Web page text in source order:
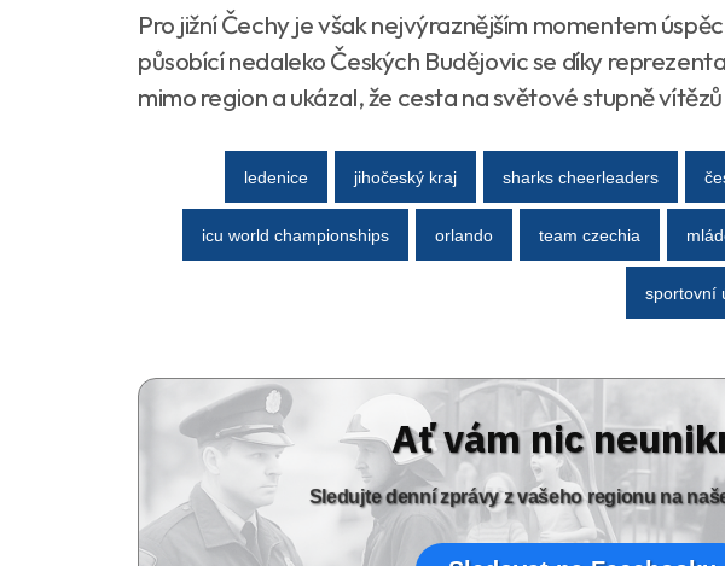
Pro jižní Čechy je však nejvýraznějším momentem
působící nedaleko Českých Budějovic se díky
mimo region a ukázal, že cesta na světové stupně
ledenice jihočeský kraj sharks cheerleaders
icu world championships orlando team czechia
sportovní
Ať vám nic
Sledujte denní zprávy z vašeho regionu na